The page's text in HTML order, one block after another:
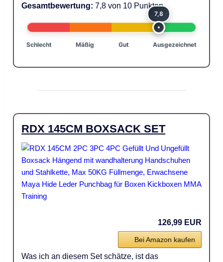
Gesamtbewertung: 7,8 von 10 Punkten
7,8
Schlecht Mäßig Gut Ausgezeichnet
RDX 145CM BOXSACK SET
126,99 EUR
Bei Amazon kaufen
Was ich an diesem Set schätze, ist das